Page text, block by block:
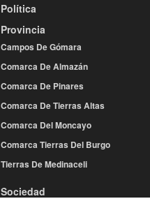
Política
Provincia
Campos De Gómara
Comarca De Almazán
Comarca De Pinares
Comarca De Tierras Altas
Comarca Del Moncayo
Comarca Tierras Del Burgo
Tierras De Medinaceli
Sociedad